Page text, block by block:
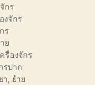
กร
งจักร
ร
ย
รื่องจักร
รปาก
า, ย้าย